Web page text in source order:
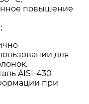
повышение
для
AISI-430
при